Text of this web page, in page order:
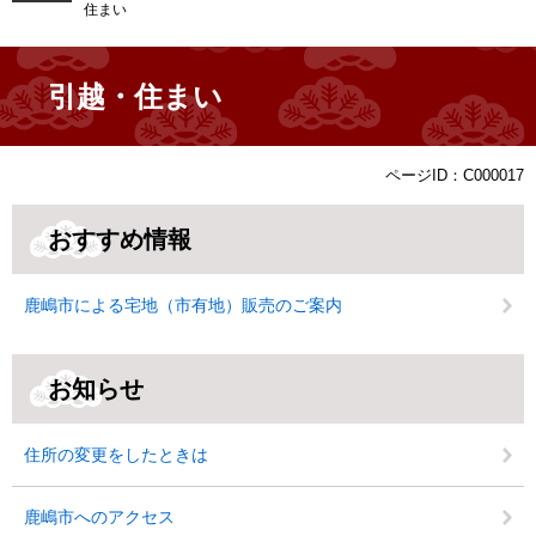
住まい
引越・住まい
文
ページID：C000017
おすすめ情報
鹿嶋市による宅地（市有地）販売のご案内
お知らせ
住所の変更をしたときは
鹿嶋市へのアクセス